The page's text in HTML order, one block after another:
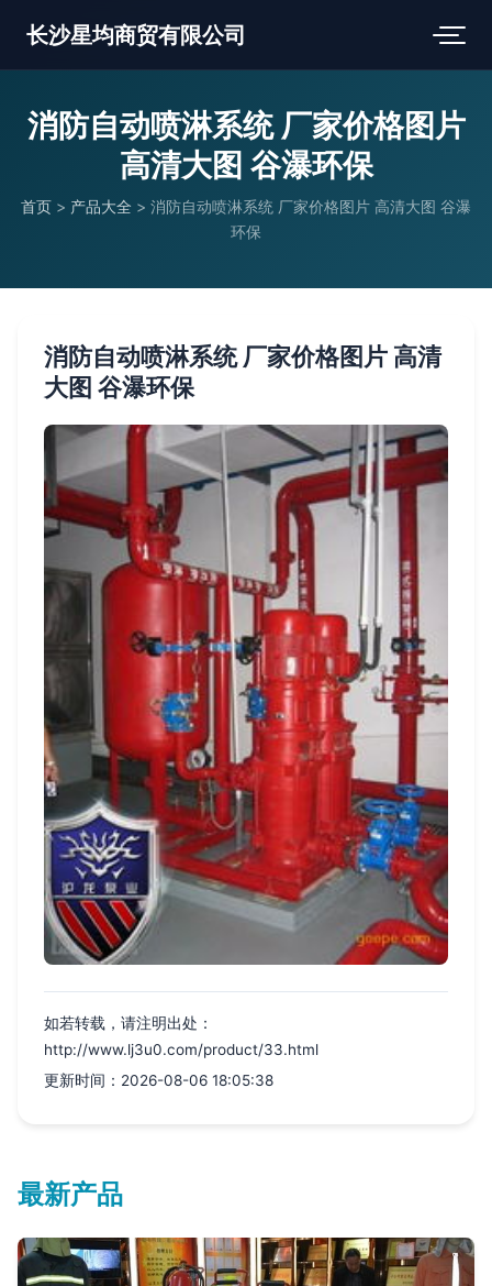
长沙星均商贸有限公司
消防自动喷淋系统 厂家价格图片
高清大图 谷瀑环保
首页 > 产品大全 > 消防自动喷淋系统 厂家价格图片 高清大图 谷瀑
环保
消防自动喷淋系统 厂家价格图片 高清
大图 谷瀑环保
如若转载，请注明出处：
http://www.lj3u0.com/product/33.html
更新时间：2026-08-06 18:05:38
最新产品